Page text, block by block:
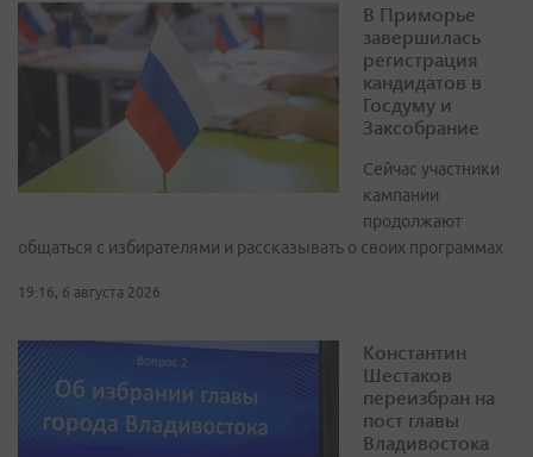
В Приморье
завершилась
регистрация
кандидатов в
Госдуму и
Заксобрание
Сейчас участники
кампании
продолжают
общаться с избирателями и рассказывать о своих программах
19:16, 6 августа 2026
Константин
Шестаков
переизбран на
пост главы
Владивостока